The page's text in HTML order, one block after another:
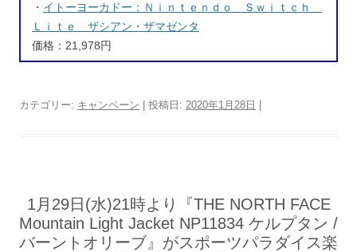
・ イトーヨーカドー：Ｎｉｎｔｅｎｄｏ Ｓｗｉｔｃｈ
Ｌｉｔｅ ザシアン・ザマゼンタ
価格：21,978円
カテゴリー: キャンペーン | 投稿日: 2020年1月28日
1月29日(水)21時より『THE NORTH FACE
Mountain Light Jacket NP11834 ケルプタン /
バーントオリーブ』がスポーツパラダイス楽